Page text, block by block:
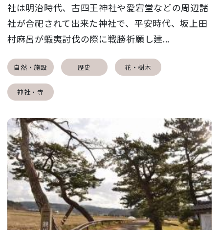
社は明治時代、古四王神社や愛宕堂などの周辺諸
社が合祀されて出来た神社で、平安時代、坂上田
村麻呂が蝦夷討伐の際に戦勝祈願し建...
自然・施設 歴史 花・樹木
神社・寺